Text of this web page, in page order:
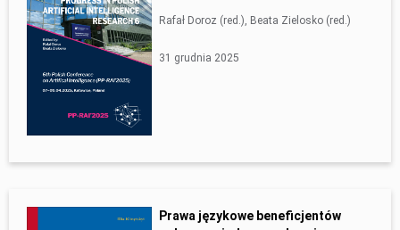
Rafał Doroz (red.), Beata Zielosko (red.)
31 grudnia 2025
Prawa językowe beneficjentów